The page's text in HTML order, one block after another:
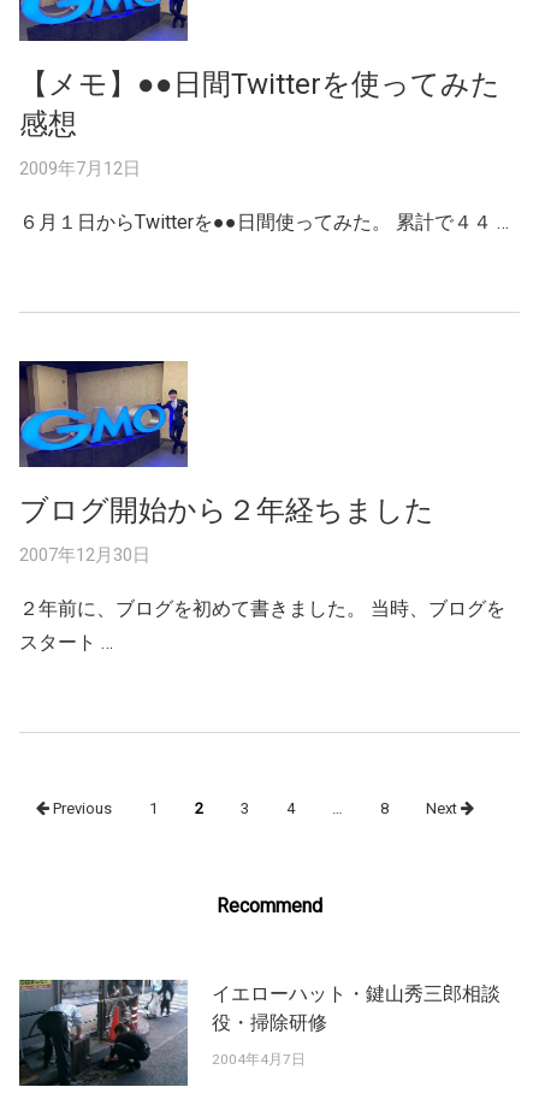
【メモ】●●日間Twitterを使ってみた
感想
2009年7月12日
６月１日からTwitterを●●日間使ってみた。 累計で４４ …
ブログ開始から２年経ちました
2007年12月30日
２年前に、ブログを初めて書きました。 当時、ブログを
スタート …
navigation
Previous 1 2 3 4 8 Next
Recommend
イエローハット・鍵山秀三郎相談
役・掃除研修
2004年4月7日